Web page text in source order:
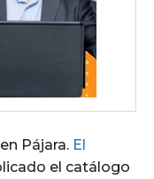
Pájara. El
el catálogo